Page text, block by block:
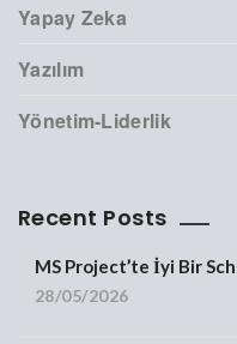
Yapay Zeka
Yazılım
Yönetim-Liderlik
Recent Posts
MS Project’te İyi Bir
28/05/2026